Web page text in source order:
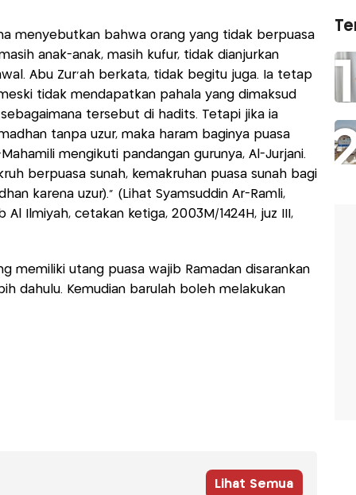
menyebutkan bahwa orang yang tidak berpuasa
anak-anak, masih kufur, tidak dianjurkan
Abu Zur‘ah berkata, tidak begitu juga. Ia tetap
tidak mendapatkan pahala yang dimaksud
tersebut di hadits. Tetapi jika ia
tanpa uzur, maka haram baginya puasa
mengikuti pandangan gurunya, Al-Jurjani.
berpuasa sunah, kemakruhan puasa sunah bagi
karena uzur)." (Lihat Syamsuddin Ar-Ramli,
Ilmiyah, cetakan ketiga, 2003M/1424H, juz III,
memiliki utang puasa wajib Ramadan disarankan
dahulu. Kemudian barulah boleh melakukan
Lihat Semua